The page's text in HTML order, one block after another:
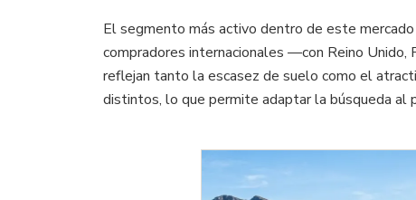
El segmento más activo dentro de este
compradores internacionales —con Reino
reflejan tanto la escasez de suelo como el
distintos, lo que permite adaptar la búsqueda al